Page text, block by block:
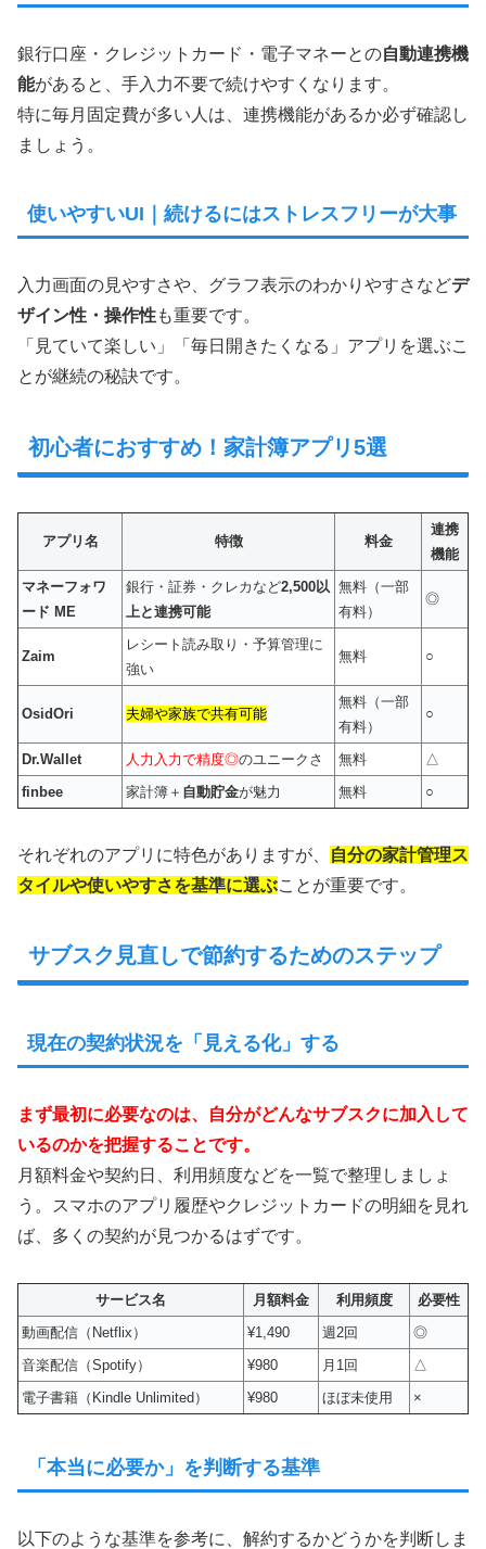
銀行口座・クレジットカード・電子マネーとの自動連携機
能があると、手入力不要で続けやすくなります。
特に毎月固定費が多い人は、連携機能があるか必ず確認し
ましょう。
使いやすいUI｜続けるにはストレスフリーが大事
入力画面の見やすさや、グラフ表示のわかりやすさなどデ
ザイン性・操作性も重要です。
「見ていて楽しい」「毎日開きたくなる」アプリを選ぶこ
とが継続の秘訣です。
初心者におすすめ！家計簿アプリ5選
アプリ名 特徴 料金
連携
機能
マネーフォワ
ード ME
銀行・証券・クレカなど2,500以
上と連携可能
無料（一部
有料）
◎
Zaim
レシート読み取り・予算管理に
強い
無料 ○
OsidOri 夫婦や家族で共有可能
無料（一部
有料）
○
Dr.Wallet 人力入力で精度◎のユニークさ 無料
△
finbee
家計簿＋ 自動貯金が魅力 無料 ○
それぞれのアプリに特色がありますが、
自分の家計管理ス
タイルや使いやすさを基準に選ぶことが重要です。
サブスク見直しで節約するためのステップ
現在の契約状況を「見える化」する
まず最初に必要なのは、自分がどんなサブスクに加入して
いるのかを把握することです。
月額料金や契約日、利用頻度などを一覧で整理しましょ
う。スマホのアプリ履歴やクレジットカードの明細を見れ
ば、多くの契約が見つかるはずです。
サービス名 月額料金 利用頻度
必要性
動画配信（Netflix）
¥1,490 週2回
◎
音楽配信（Spotify）
¥980 月1回
△
電子書籍（Kindle Unlimited）
¥980 ほぼ未使用 ×
「本当に必要か」を判断する基準
以下のような基準を参考に、解約するかどうかを判断しま